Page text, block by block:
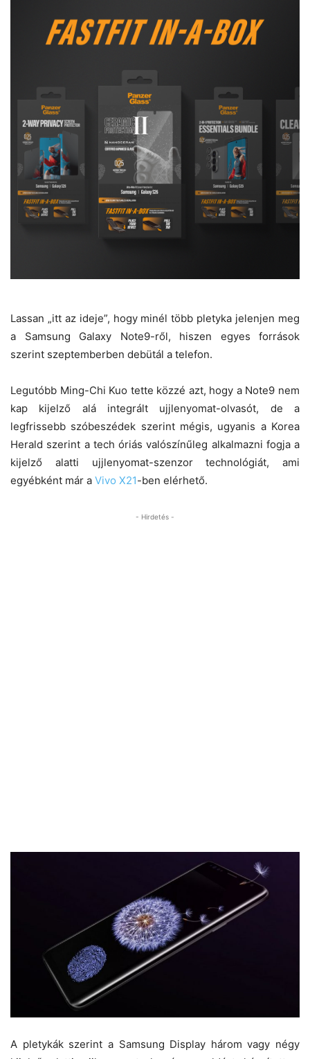
Lassan „itt az ideje”, hogy minél több pletyka jelenjen meg
a Samsung Galaxy Note9-ről, hiszen egyes források
szerint szeptemberben debütál a telefon.
Legutóbb Ming-Chi Kuo tette közzé azt, hogy a Note9 nem
kap kijelző alá integrált ujjlenyomat-olvasót, de a
legfrissebb szóbeszédek szerint mégis, ugyanis a Korea
Herald szerint a tech óriás valószínűleg alkalmazni fogja a
kijelző alatti ujjlenyomat-szenzor technológiát, ami
egyébként már a Vivo X21-ben elérhető.
- Hirdetés -
A pletykák szerint a Samsung Display három vagy négy